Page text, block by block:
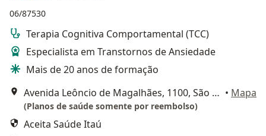
06/87530
Terapia Cognitiva Comportamental (TCC)
Especialista em Transtornos de Ansiedade
Mais de 20 anos de formação
Avenida Leôncio de Magalhães, 1100, São Paulo • Mapa
(Planos de saúde somente por reembolso)
Aceita Saúde Itaú